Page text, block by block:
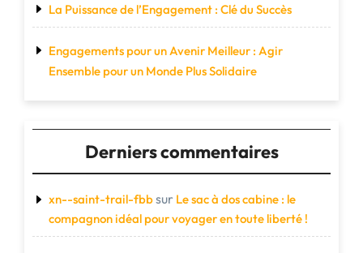
La Puissance de l’Engagement : Clé du Succès
Engagements pour un Avenir Meilleur : Agir
Ensemble pour un Monde Plus Solidaire
Derniers commentaires
xn--saint-trail-fbbsur Le sac à dos cabine : le
compagnon idéal pour voyager en toute liberté !